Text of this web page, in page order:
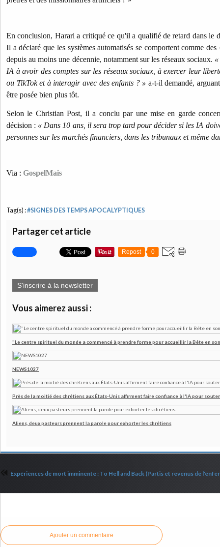
En conclusion, Harari a critiqué ce qu'il a qualifié de retard dans le
Il a déclaré que les systèmes automatisés se comportent comme
depuis au moins une décennie, notamment sur les réseaux sociaux.
IA à avoir des comptes sur les réseaux sociaux, à exercer leur
ou TikTok et à interagir avec des enfants ? » a-t-il demandé,
être posée bien plus tôt.
Selon le Christian Post, il a conclu par une mise en garde
décision : « Dans 10 ans, il sera trop tard pour décider si les IA
personnes sur les marchés financiers, dans les tribunaux et même
Via : GospelMais
Tag(s) :#SIGNES DES TEMPS APOCALYPTIQUES
Partager cet article
Repost 0
S'inscrire à la newsletter
Vous aimerez aussi :
"Le centre spirituel du monde a commencé à prendre forme pour accueillir la Bête en
NEWS1027
Près de la moitié des chrétiens aux États-Unis affirment faire confiance à l'IA pour
Aliens, deux pasteurs prennent la parole pour exhorter les chrétiens
Expériences de mort imminente : To Hell and Back (Partis et revenus de
Ajouter un commentaire